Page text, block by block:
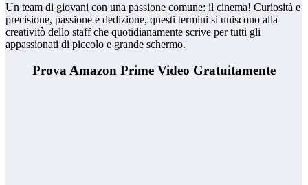
Un team di giovani con una passione comune: il cinema! Curiosità e
precisione, passione e dedizione, questi termini si uniscono alla
creativitò dello staff che quotidianamente scrive per tutti gli
appassionati di piccolo e grande schermo.
Prova Amazon Prime Video Gratuitamente